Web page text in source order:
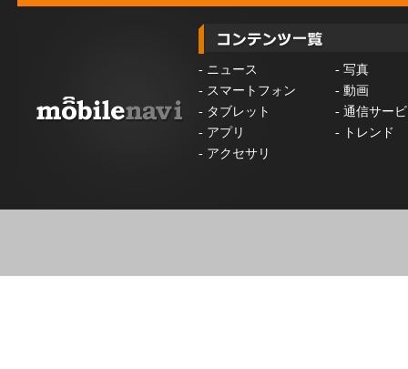
- ニュース - 写真
- スマートフォン - 動画
- タブレット - 通信サー
- アプリ -
トレンド
- アクセサリ